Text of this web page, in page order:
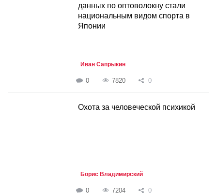
данных по оптоволокну стали
национальным видом спорта в
Японии
Иван Сапрыкин
0 7820 0
Охота за человеческой психикой
Борис Владимирский
0 7204 0